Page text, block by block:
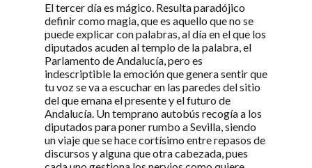
El tercer día es mágico. Resulta paradójico
definir como magia, que es aquello que no se
puede explicar con palabras, al día en el que los
diputados acuden al templo de la palabra, el
Parlamento de Andalucía, pero es
indescriptible la emoción que genera sentir que
tu voz se va a escuchar en las paredes del sitio
del que emana el presente y el futuro de
Andalucía. Un temprano autobús recogía a los
diputados para poner rumbo a Sevilla, siendo
un viaje que se hace cortísimo entre repasos de
discursos y alguna que otra cabezada, pues